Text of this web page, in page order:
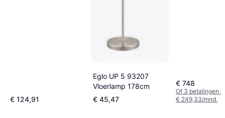
€ 124,91
Eglo UP 5 93207
Vloerlamp 178cm
€ 45,47
€ 748
Of 3 betalingen
€ 249,33/mnd.